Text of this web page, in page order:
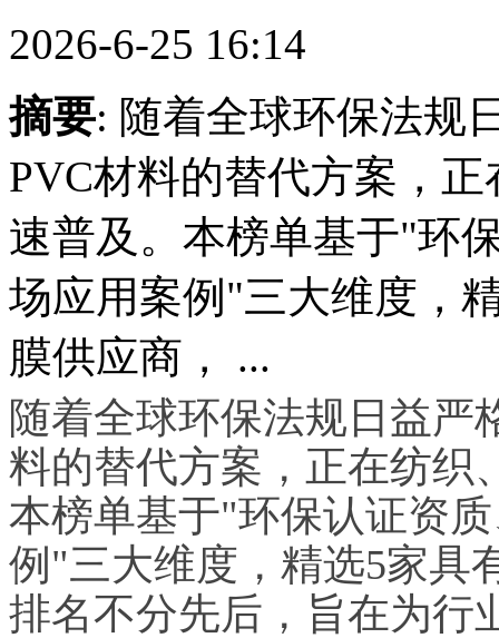
2026-6-25 16:14
摘要: 随着全球环保法规
PVC材料的替代方案，
速普及。本榜单基于"环
场应用案例"三大维度，
膜供应商， ...
随着全球环保法规日益严
料的替代方案，正在纺织
本榜单基于"环保认证资
例"三大维度，精选5家具
排名不分先后，旨在为行